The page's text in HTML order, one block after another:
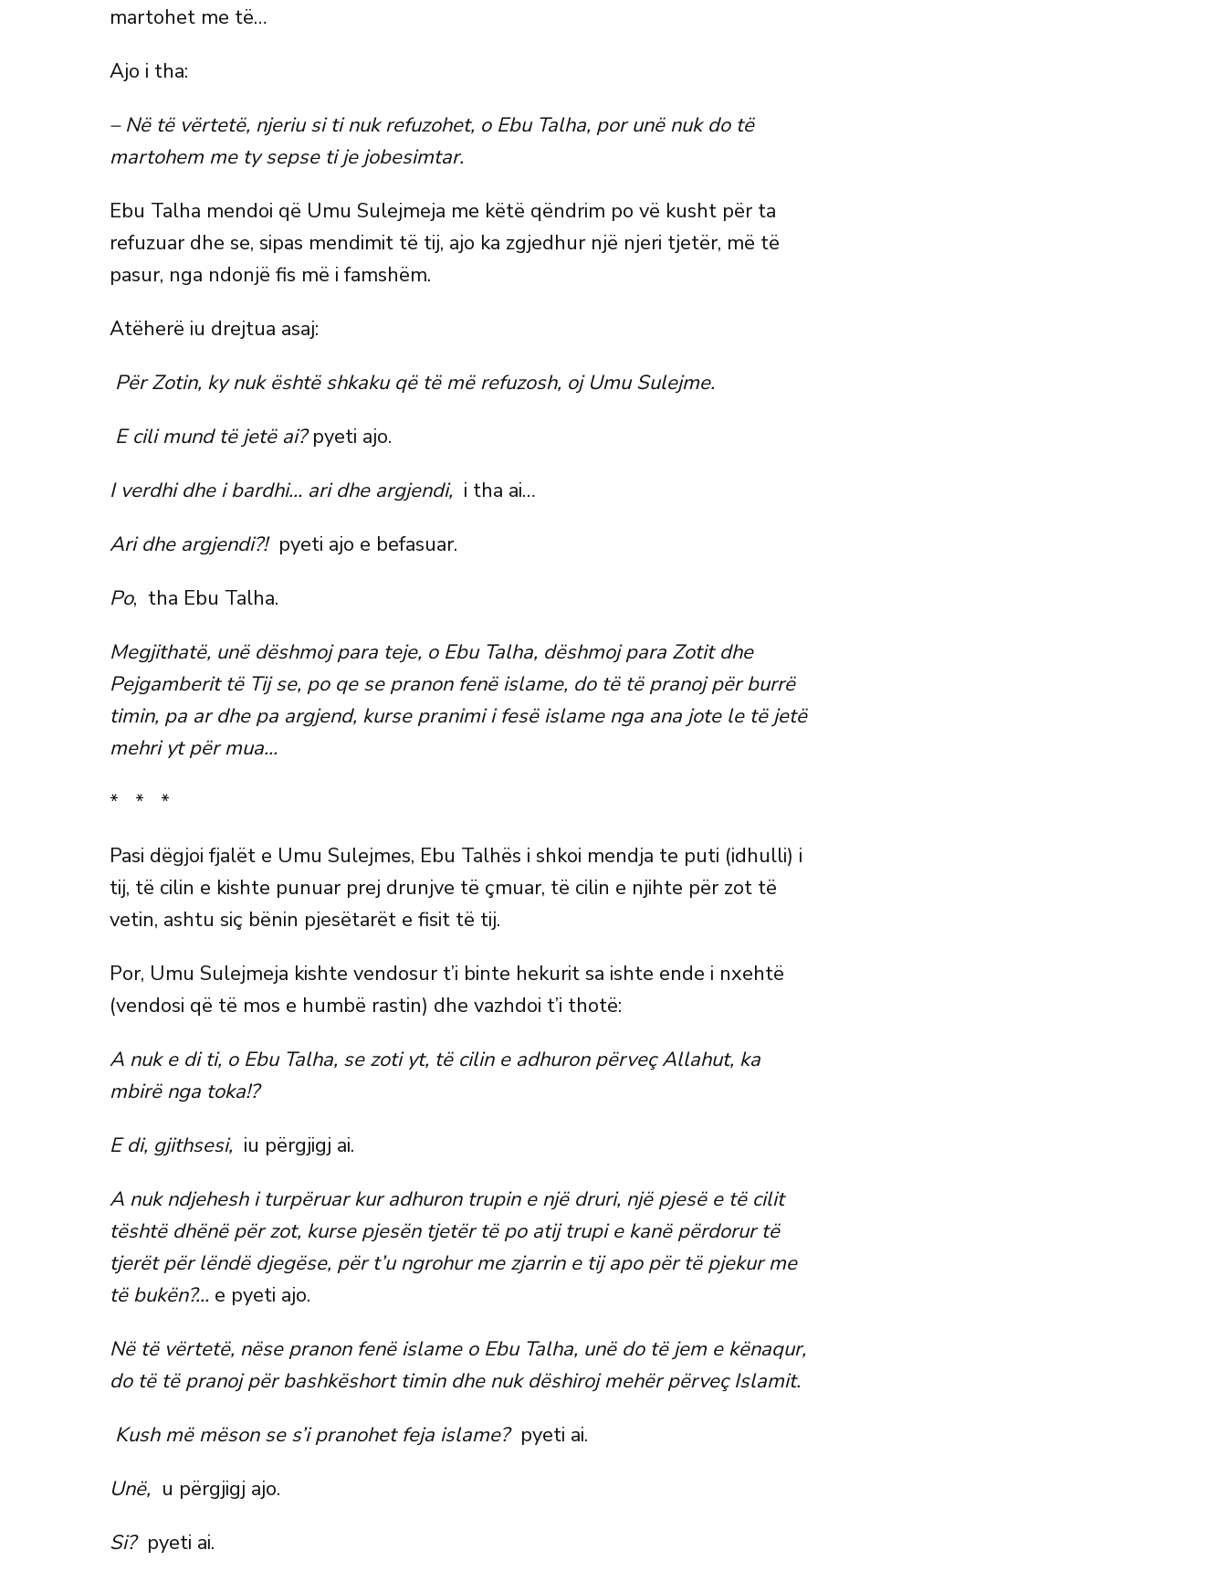
martohet me të…
Ajo i tha:
– Në të vërtetë, njeriu si ti nuk refuzohet, o Ebu Talha, por unë nuk do të
martohem me ty sepse ti je jobesimtar.
Ebu Talha mendoi që Umu Sulejmeja me këtë qëndrim po vë kusht për ta
refuzuar dhe se, sipas mendimit të tij, ajo ka zgjedhur një njeri tjetër, më të
pasur, nga ndonjë fis më i famshëm.
Atëherë iu drejtua asaj:
Për Zotin, ky nuk është shkaku që të më refuzosh, oj Umu Sulejme.
E cili mund të jetë ai?pyeti ajo.
I verdhi dhe i bardhi… ari dhe argjendi, i tha ai…
Ari dhe argjendi?!pyeti ajo e befasuar.
Po, tha Ebu Talha.
Megjithatë, unë dëshmoj para teje, o Ebu Talha, dëshmoj para Zotit dhe
Pejgamberit të Tij se, po qe se pranon fenë islame, do të të pranoj për burrë
timin, pa ar dhe pa argjend, kurse pranimi i fesë islame nga ana jote le të jetë
mehri yt për mua…
* * *
Pasi dëgjoi fjalët e Umu Sulejmes, Ebu Talhës i shkoi mendja te puti (idhulli) i
tij, të cilin e kishte punuar prej drunjve të çmuar, të cilin e njihte për zot të
vetin, ashtu siç bënin pjesëtarët e fisit të tij.
Por, Umu Sulejmeja kishte vendosur t’i binte hekurit sa ishte ende i nxehtë
(vendosi që të mos e humbë rastin) dhe vazhdoi t’i thotë:
A nuk e di ti, o Ebu Talha, se zoti yt, të cilin e adhuron përveç Allahut, ka
mbirë nga toka!?
E di, gjithsesi, iu përgjigj ai.
A nuk ndjehesh i turpëruar kur adhuron trupin e një druri, një pjesë e të cilit
tështë dhënë për zot, kurse pjesën tjetër të po atij trupi e kanë përdorur të
tjerët për lëndë djegëse, për t’u ngrohur me zjarrin e tij apo për të pjekur me
të bukën?… e pyeti ajo.
Në të vërtetë, nëse pranon fenë islame o Ebu Talha, unë do të jem e kënaqur,
do të të pranoj për bashkëshort timin dhe nuk dëshiroj mehër përveç Islamit.
Kush më mëson se s’i pranohet feja islame?pyeti ai.
Unë, u përgjigj ajo.
Si?pyeti ai.